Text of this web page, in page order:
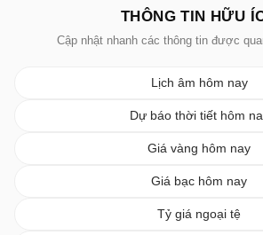
THÔNG TIN HỮU
Cập nhật nhanh các thông tin được
Lịch âm hôm nay
Dự báo thời tiết hôm
Giá vàng hôm nay
Giá bạc hôm nay
Tỷ giá ngoại tệ